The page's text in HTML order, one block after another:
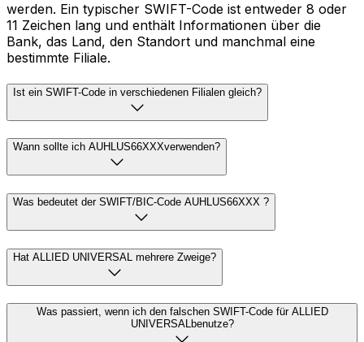
werden. Ein typischer SWIFT-Code ist entweder 8 oder
11 Zeichen lang und enthält Informationen über die
Bank, das Land, den Standort und manchmal eine
bestimmte Filiale.
Ist ein SWIFT-Code in verschiedenen Filialen gleich?
Wann sollte ich AUHLUS66XXXverwenden?
Was bedeutet der SWIFT/BIC-Code AUHLUS66XXX ?
Hat ALLIED UNIVERSAL mehrere Zweige?
Was passiert, wenn ich den falschen SWIFT-Code für ALLIED
UNIVERSALbenutze?